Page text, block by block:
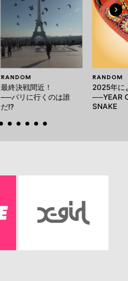
RANDOM
最終決戦間近！
──パリに行くのは誰
だ!?
RANDOM
2025年に
──YEAR
SNAKE